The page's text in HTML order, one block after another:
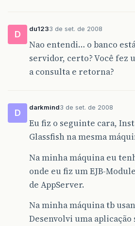
D
du1233 de set. de 2008
Nao entendi… o banco
servidor, certo? Você fez
a consulta e retorna?
D
darkmind3 de set. de 2008
Eu fiz o seguinte cara,
Glassfish na mesma
Na minha máquina eu
onde eu fiz um EJB-
de AppServer.
Na minha máquina tb
Desenvolvi uma